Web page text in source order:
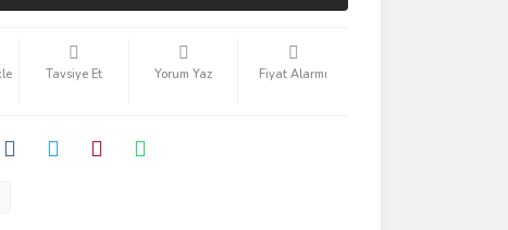
Tavsiye Et Yorum Yaz Fiyat Alarmı